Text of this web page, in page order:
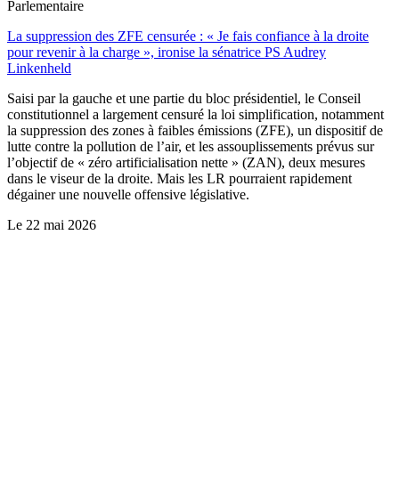
Parlementaire
La suppression des ZFE censurée : « Je fais confiance à la droite
pour revenir à la charge », ironise la sénatrice PS Audrey
Linkenheld
Saisi par la gauche et une partie du bloc présidentiel, le Conseil
constitutionnel a largement censuré la loi simplification, notamment
la suppression des zones à faibles émissions (ZFE), un dispositif de
lutte contre la pollution de l’air, et les assouplissements prévus sur
l’objectif de « zéro artificialisation nette » (ZAN), deux mesures
dans le viseur de la droite. Mais les LR pourraient rapidement
dégainer une nouvelle offensive législative.
Le 22 mai 2026